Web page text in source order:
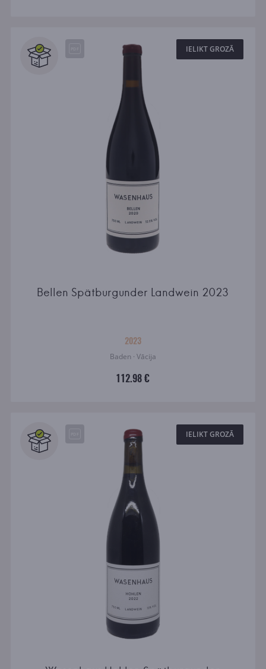
IELIKT GROZĀ
Bellen Spätburgunder Landwein 2023
2023
Baden · Vācija
112.98 €
IELIKT GROZĀ